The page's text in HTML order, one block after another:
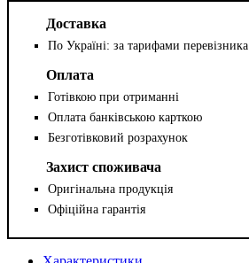
Доставка
По Україні: за тарифами перевізника
Оплата
Готівкою при отриманні
Оплата банківською карткою
Безготівковий розрахунок
Захист споживача
Оригінальна продукція
Офіційна гарантія